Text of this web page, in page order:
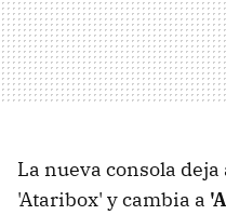
La nueva consola
'Ataribox' y cambia a